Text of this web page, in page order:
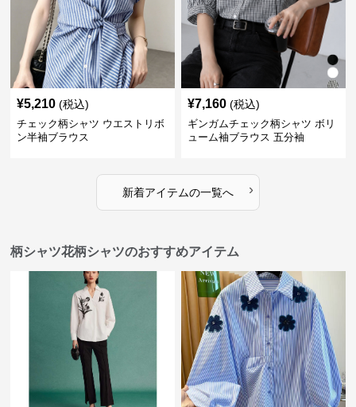
¥5,210 (税込)
チェック柄シャツ ウエストリボ
ン半袖ブラウス
¥7,160 (税込)
ギンガムチェック柄シャツ ボリ
ューム袖ブラウス 五分袖
新着アイテムの一覧へ ›
柄シャツ花柄シャツのおすすめアイテム